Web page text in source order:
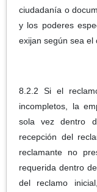
ciudadanía o
y los poderes
exijan según sea el
8.2.2 Si el
incompletos, la
sola vez dentro
recepción del
reclamante no
requerida dentro
del reclamo